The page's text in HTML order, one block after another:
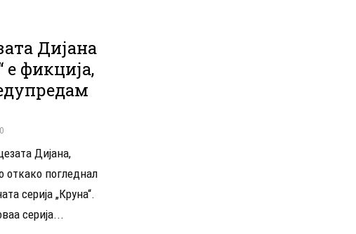
Дијана
е фикција,
Дијана,
откако погледнал
серија „Круна“.
серија...